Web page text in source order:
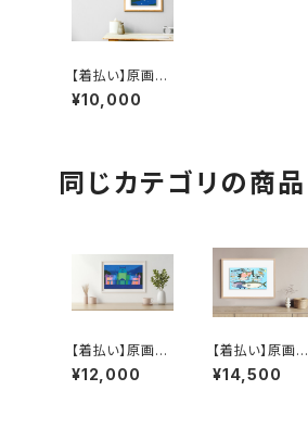
【着払い】原画：
ふじさん（Illustr
ator 藤岡龍義）
¥10,000
同じカテゴリの商品
【着払い】原画：
さっぽろゆきま
つり（Illustrator
¥12,000
【着払い】原画：
すいぞくかん（Ill
ustrator 藤岡龍
¥14,500